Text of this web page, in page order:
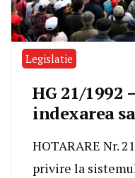
Legislatie
HG 21/1992
indexarea
HOTARARE Nr.
privire la